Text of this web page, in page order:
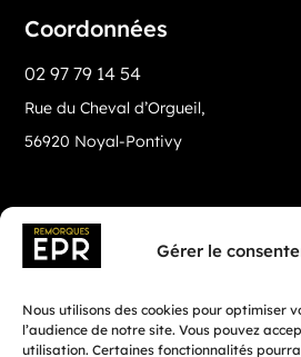
Gérer le
Nous utilisons des cookies pour optimiser
l’audience de notre site. Vous pouvez
utilisation. Certaines fonctionnalités
Coordonnées
02 97 79 14 54
Rue du Cheval d’Orgueil,
56920 Noyal-Pontivy